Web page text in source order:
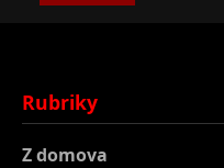
Rubriky
Z domova